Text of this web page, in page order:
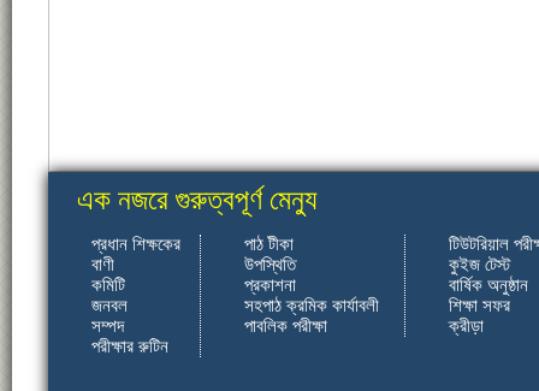
এক নজরে গুরুত্বপূর্ণ মেন্যু
প্রধান শিক্ষকের
বাণী
কমিটি
জনবল
সম্পদ
পরীক্ষার রুটিন
পাঠ টীকা
উপস্থিতি
প্রকাশনা
সহপাঠ ক্রমিক কার্যাবলী
পাবলিক পরীক্ষা
টিউটরিয়াল
কুইজ টেস্ট
বার্ষিক অনুষ্ঠান
শিক্ষা সফর
ক্রীড়া